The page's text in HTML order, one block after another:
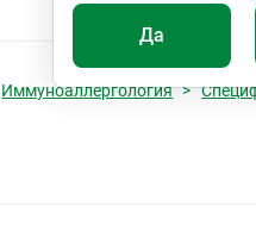
Да
Иммуноаллергология